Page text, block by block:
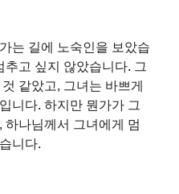
는 길에 노숙인을 보았습
고 싶지 않았습니다. 그
같았고, 그녀는 바쁘게
니다. 하지만 뭔가가 그
하나님께서 그녀에게 멈
니다.